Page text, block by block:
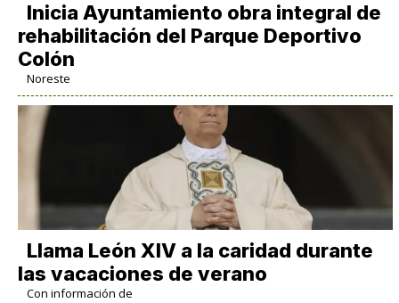
Inicia Ayuntamiento obra integral de
rehabilitación del Parque Deportivo
Colón
Noreste
Llama León XIV a la caridad durante
las vacaciones de verano
Con información de